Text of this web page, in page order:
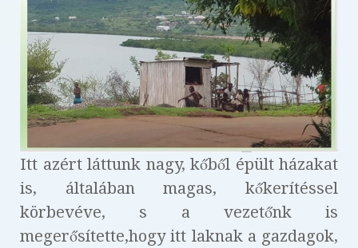
Itt azért láttunk nagy, kőből épült házakat
is, általában magas, kőkerítéssel
körbevéve, s a vezetőnk is
megerősítette,hogy itt laknak a gazdagok,